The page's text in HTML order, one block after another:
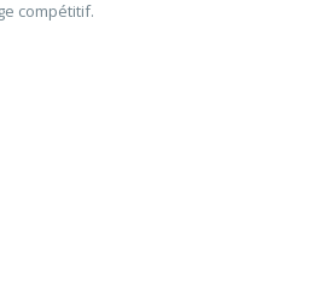
compétitif.